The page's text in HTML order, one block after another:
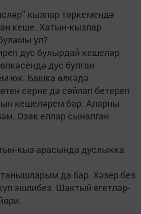
кызлар төркемендә
кеше. Хатын-кызлар
ул?
дус булырдай кешеләр
дус булган
юк. Башка өлкәдә
серне дә сөйләп бетереп
кешеләрем бар. Аларны
Озак еллар сыналган
кыз арасында дуслыкка
да бар. Хәзер без
эшлибез. Шактый егетләр-